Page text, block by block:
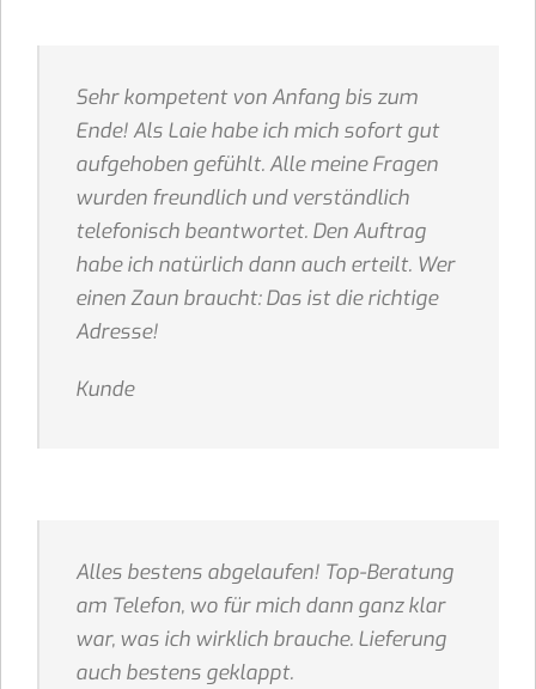
Sehr kompetent von Anfang bis zum
Ende! Als Laie habe ich mich sofort gut
aufgehoben gefühlt. Alle meine Fragen
wurden freundlich und verständlich
telefonisch beantwortet. Den Auftrag
habe ich natürlich dann auch erteilt. Wer
einen Zaun braucht: Das ist die richtige
Adresse!
Kunde
Alles bestens abgelaufen! Top-Beratung
am Telefon, wo für mich dann ganz klar
war, was ich wirklich brauche. Lieferung
auch bestens geklappt.